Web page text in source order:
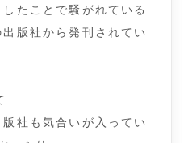
たことで騒がれている
版社から発刊されてい
社も気合いが入ってい